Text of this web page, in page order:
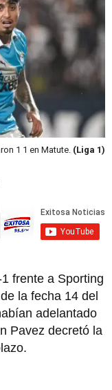
1 1 en Matute. (Liga 1)
frente a Sporting
la fecha 14 del
adelantado
Pavez decretó la